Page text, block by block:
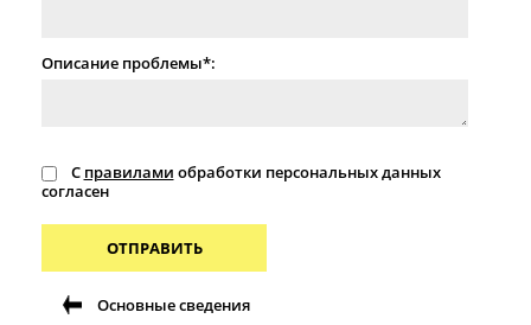
Описание проблемы*:
С правилами обработки персональных данных
согласен
ОТПРАВИТЬ
Основные сведения